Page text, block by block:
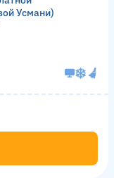
Усмани)